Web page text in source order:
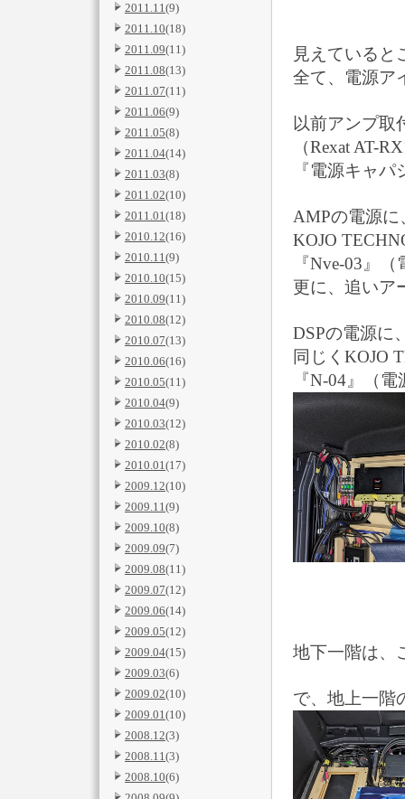
2011.11(9)
2011.10(18)
2011.09(11)
2011.08(13)
2011.07(11)
2011.06(9)
2011.05(8)
2011.04(14)
2011.03(8)
2011.02(10)
2011.01(18)
2010.12(16)
2010.11(9)
2010.10(15)
2010.09(11)
2010.08(12)
2010.07(13)
2010.06(16)
2010.05(11)
2010.04(9)
2010.03(12)
2010.02(8)
2010.01(17)
2009.12(10)
2009.11(9)
2009.10(8)
2009.09(7)
2009.08(11)
2009.07(12)
2009.06(14)
2009.05(12)
2009.04(15)
2009.03(6)
2009.02(10)
2009.01(10)
2008.12(3)
2008.11(3)
2008.10(6)
見えていると
全て、電源ア
以前アンプ取
（Rexat AT-
『電源キャ
AMPの電源に
KOJO
『Nve-03』
更に、追いア
DSPの電源に
同じくKOJO
『N-04』（
地下一階は、
で、地上一階